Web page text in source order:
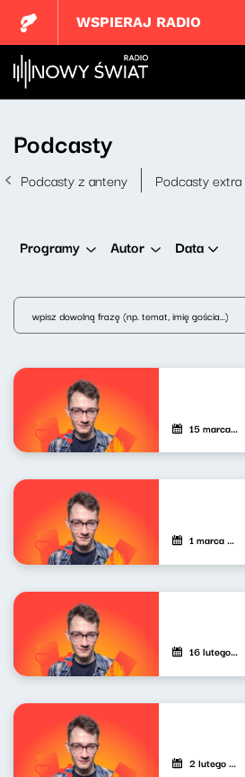
WSPIERAJ RADIO
Podcasty
Podcasty z anteny Podcasty extra
Programy Autor Data
15 marca 2024
1 marca 2024
16 lutego 2024
2 lutego 2024